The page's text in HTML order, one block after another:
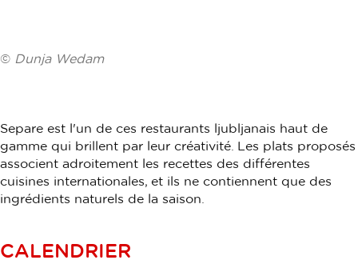
© Dunja Wedam
Separe est l'un de ces restaurants ljubljanais haut de
gamme qui brillent par leur créativité. Les plats proposés
associent adroitement les recettes des différentes
cuisines internationales, et ils ne contiennent que des
ingrédients naturels de la saison.
CALENDRIER